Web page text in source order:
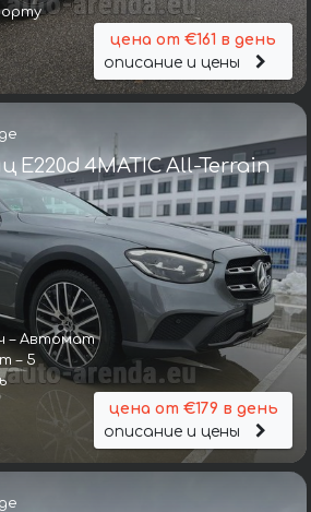
цена от €161 в день
описание и цены
E220d 4MATIC All-Terrain
– Автомат
– 5
цена от €179 в день
описание и цены